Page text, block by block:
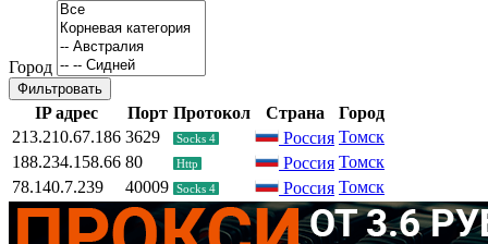
Город
Фильтровать
IP адрес Порт Протокол Страна
Город
213.210.67.186 3629 Socks 4 Россия Томск
188.234.158.66 80 Http Россия Томск
78.140.7.239
40009 Socks 4 Россия Томск